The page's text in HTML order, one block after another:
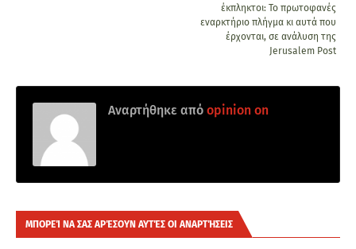
έκπληκτοι: Το πρωτοφανές
εναρκτήριο πλήγμα κι αυτά που
έρχονται, σε ανάλυση της
Jerusalem Post
Αναρτήθηκε από opinion on
ΜΠΟΡΕΊ ΝΑ ΣΑΣ ΑΡΈΣΟΥΝ ΑΥΤΈΣ ΟΙ ΑΝΑΡΤΉΣΕΙΣ